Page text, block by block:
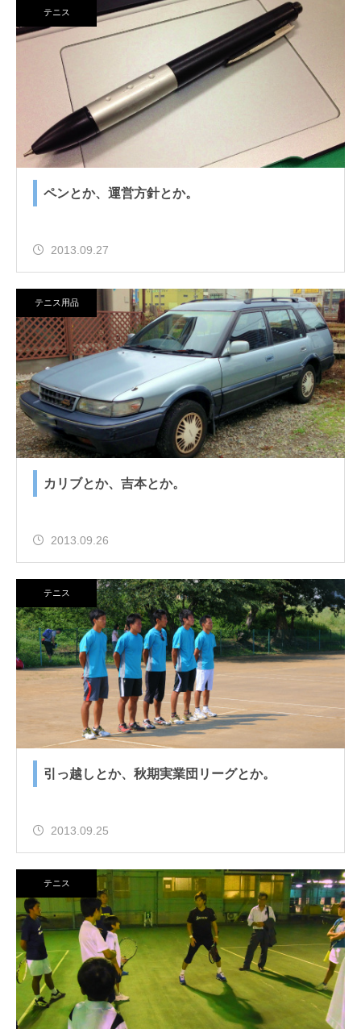
テニス
ペンとか、運営方針とか。
2013.09.27
テニス用品
カリブとか、吉本とか。
2013.09.26
テニス
引っ越しとか、秋期実業団リーグとか。
2013.09.25
テニス